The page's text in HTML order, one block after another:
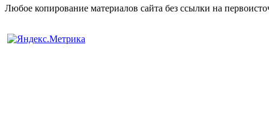
Любое копирование материалов сайта без ссылки на